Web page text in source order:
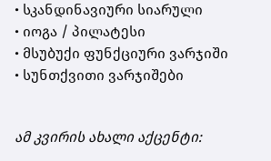
• სკანდინავიური სიარული
• იოგა / პილატესი
• მსუბუქი ფუნქციური ვარჯიში
• სუნთქვითი ვარჯიშები
ამ კვირის ახალი აქცენტი: